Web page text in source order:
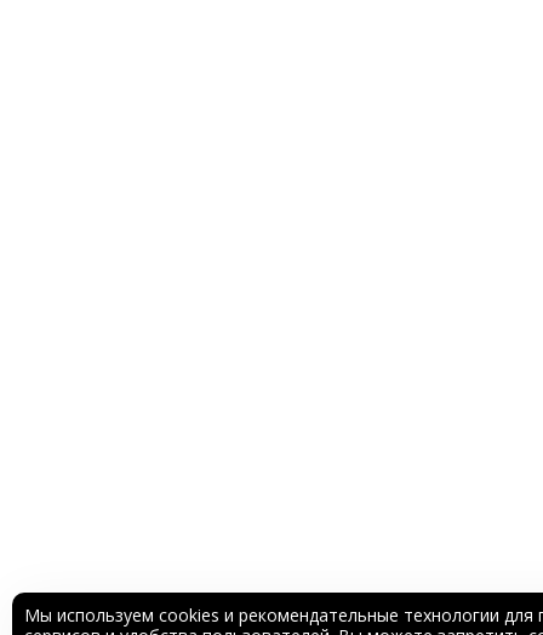
Мы используем cookies и рекомендательные технологии для